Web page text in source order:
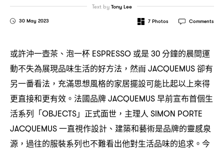
30 May 2023
Text byTony Lee
7 Photos Comments
或許沖一壺茶、泡一杯 ESPRESSO 或是 30分鐘的晨間運
動不失為展現品味生活的好方法 ， 然而JACQUEMUS卻有
另一番看法 ， 充滿思想風格的家居擺設可能比起以上來得
更直接和更有效。法國品牌JACQUEMUS早前宣布首個生
活系列「OBJECTS」正式面世 ， 主理人 SIMON PORTE
JACQUEMUS一直視作設計、建築和藝術是品牌的靈感泉
源 ， 過往的服裝系列也不難看出他對生活品味的追求。今